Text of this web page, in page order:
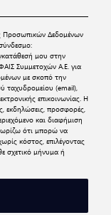
Προσωπικών Δεδομένων
μου στην
Συμμετοχών Α.Ε. για
με σκοπό την
ταχυδρομείου (email),
επικοινωνίας. Η
εκδηλώσεις, προσφορές,
και διαφήμιση
ότι μπορώ να
κόστος, επιλέγοντας
σχετικό μήνυμα ή